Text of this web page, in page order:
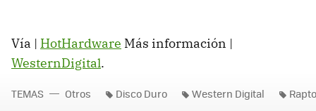
Vía | HotHardware Más información |
WesternDigital.
TEMAS Otros Disco Duro Western Digital